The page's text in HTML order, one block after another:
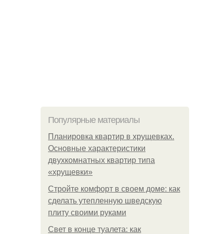
Популярные материалы
Планировка квартир в хрущевках.
Основные характеристики
двухкомнатных квартир типа
«хрущевки»
Стройте комфорт в своем доме: как
сделать утепленную шведскую
плиту своими руками
Свет в конце туалета: как